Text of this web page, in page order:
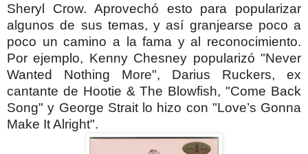
Sheryl Crow.Aprovechó esto para popularizar
algunos de sus temas, y así granjearse poco a
poco un camino a la fama y al reconocimiento.
Por ejemplo, Kenny Chesney popularizó "Never
Wanted Nothing More", Darius Ruckers, ex
cantante de Hootie & The Blowfish, "Come Back
Song" y George Strait lo hizo con "Love’s Gonna
Make It Alright".